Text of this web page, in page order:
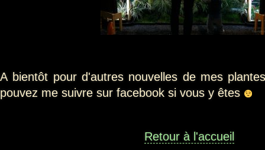
A bientôt pour d'autres nouvelles de mes
pouvez me suivre sur facebook si vous y êtes
Retour à l'accueil